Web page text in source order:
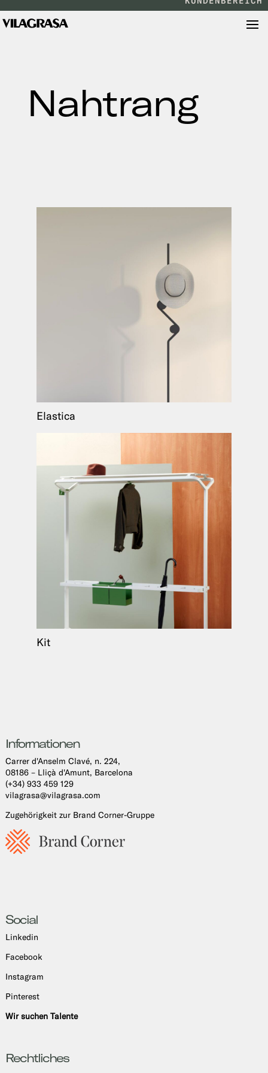
Nahtrang
Elastica
Kit
Informationen
Carrer d'Anselm Clavé, n. 224,
08186 – Lliçà d'Amunt, Barcelona
(+34) 933 459 129
vilagrasa@vilagrasa.com
Zugehörigkeit zur Brand Corner-Gruppe
Social
Linkedin
Facebook
Instagram
Pinterest
Wir suchen Talente
Rechtliches